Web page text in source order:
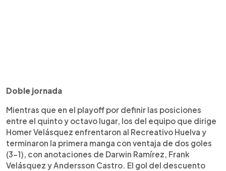
Doble jornada
Mientras que en el playoff por definir las posiciones
entre el quinto y octavo lugar, los del equipo que dirige
Homer Velásquez enfrentaron al Recreativo Huelva y
terminaron la primera manga con ventaja de dos goles
(3-1), con anotaciones de Darwin Ramírez, Frank
Velásquez y Andersson Castro. El gol del descuento